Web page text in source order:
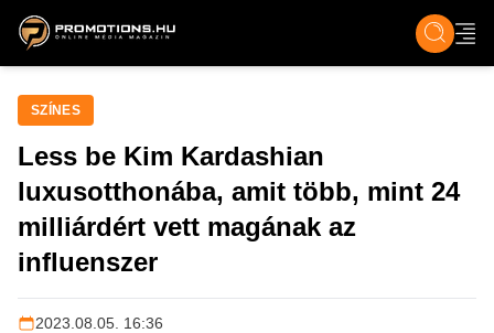
ZENE, FILM & KULT ÉLET TECH &
SZÍNES
Less be Kim Kardashian
luxusotthonába, amit több, mint 24
milliárdért vett magának az
influenszer
2023.08.05. 16:36